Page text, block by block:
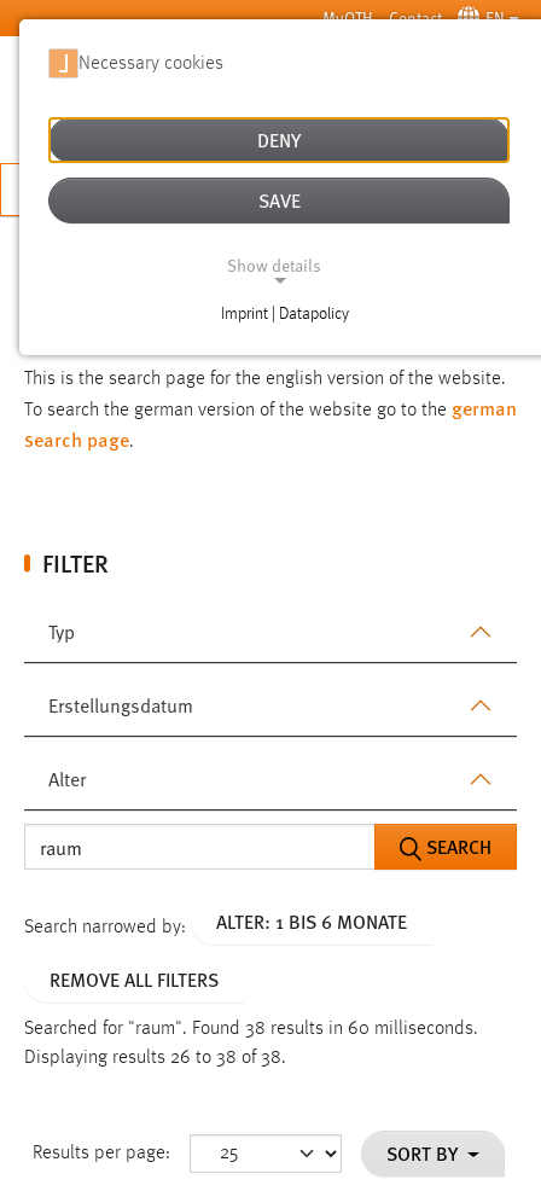
Skip to main content MyOTH Contact EN
APPLY NOW
This is the search page for the english version of the website.
To search the german version of the website go to the german
search page.
FILTER
Typ
Erstellungsdatum
Alter
SEARCH
Search narrowed by: ALTER: 1 BIS 6 MONATE
REMOVE ALL FILTERS
Searched for "raum". Found 38 results in 60 milliseconds.
Displaying results 26 to 38 of 38.
Results per page: SORT BY
Necessary cookies
DENY
SAVE
Show details
Imprint | Datapolicy